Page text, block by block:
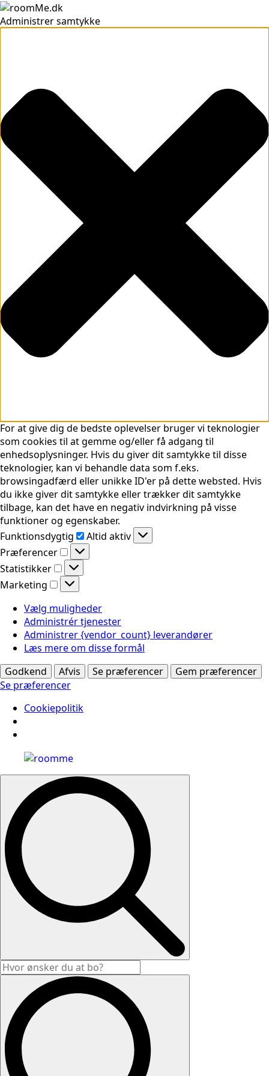
Administrer samtykke
For at give dig de bedste oplevelser bruger vi teknologier
som cookies til at gemme og/eller få adgang til
enhedsoplysninger. Hvis du giver dit samtykke til disse
teknologier, kan vi behandle data som f.eks.
browsingadfærd eller unikke ID'er på dette websted. Hvis
du ikke giver dit samtykke eller trækker dit samtykke
tilbage, kan det have en negativ indvirkning på visse
funktioner og egenskaber.
Funktionsdygtig
Funktionsdygtig
Altid aktiv
Præferencer
Præferencer
Statistikker
Statistikker
Marketing
Marketing
Vælg muligheder
Administrér tjenester
Administrer {vendor_count} leverandører
Læs mere om disse formål
Godkend
Afvis Se præferencer
Gem præferencer
Se præferencer
Cookiepolitik
Search